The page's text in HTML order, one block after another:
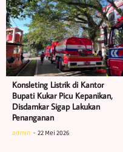
Konsleting Listrik di Kantor
Bupati Kukar Picu Kepanikan,
Disdamkar Sigap Lakukan
Penanganan
admin 22 Mei 2026